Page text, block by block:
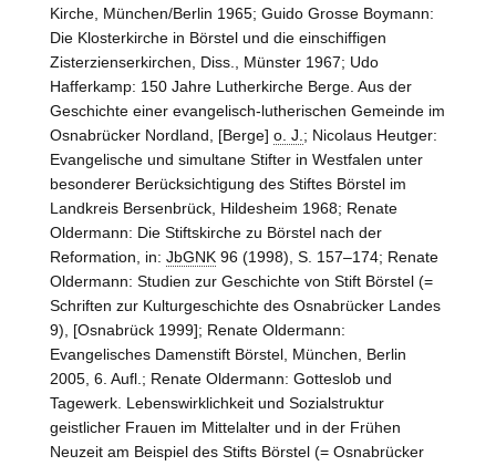
Kirche, München/Berlin 1965; Guido Grosse Boymann:
Die Klosterkirche in Börstel und die einschiffigen
Zisterzienserkirchen, Diss., Münster 1967; Udo
Hafferkamp: 150 Jahre Lutherkirche Berge. Aus der
Geschichte einer evangelisch-lutherischen Gemeinde im
Osnabrücker Nordland, [Berge] o. J.; Nicolaus Heutger:
Evangelische und simultane Stifter in Westfalen unter
besonderer Berücksichtigung des Stiftes Börstel im
Landkreis Bersenbrück, Hildesheim 1968; Renate
Oldermann: Die Stiftskirche zu Börstel nach der
Reformation, in: JbGNK96 (1998), S. 157–174; Renate
Oldermann: Studien zur Geschichte von Stift Börstel (=
Schriften zur Kulturgeschichte des Osnabrücker Landes
9), [Osnabrück 1999]; Renate Oldermann:
Evangelisches Damenstift Börstel, München, Berlin
2005, 6. Aufl.; Renate Oldermann: Gotteslob und
Tagewerk. Lebenswirklichkeit und Sozialstruktur
geistlicher Frauen im Mittelalter und in der Frühen
Neuzeit am Beispiel des Stifts Börstel (= Osnabrücker